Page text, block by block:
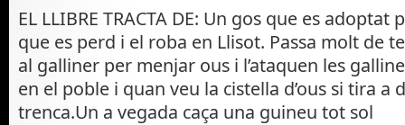
EL LLIBRE TRACTA DE: Un gos que es
que es perd i el roba en Llisot. Passa molt de
al galliner per menjar ous i l’ataquen les
en el poble i quan veu la cistella d’ous si tira a
trenca.Un a vegada caça una guineu tot sol